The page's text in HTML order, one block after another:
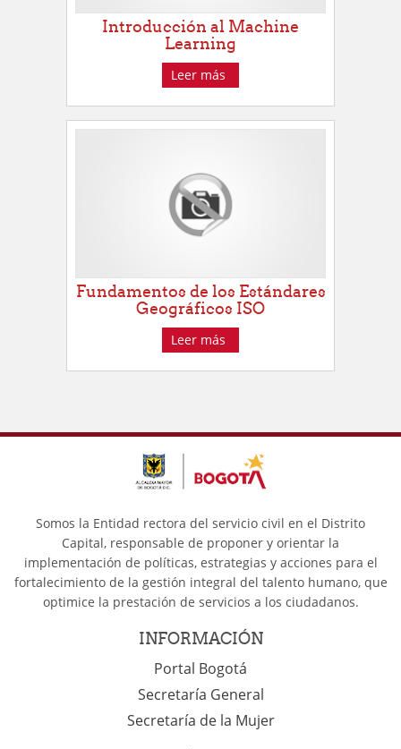
Introducción al Machine
Learning
Leer más
Fundamentos de los Estándares
Geográficos ISO
Leer más
Somos la Entidad rectora del servicio civil en el Distrito
Capital, responsable de proponer y orientar la
implementación de políticas, estrategias y acciones para el
fortalecimiento de la gestión integral del talento humano, que
optimice la prestación de servicios a los ciudadanos.
INFORMACIÓN
Portal Bogotá
Secretaría General
Secretaría de la Mujer